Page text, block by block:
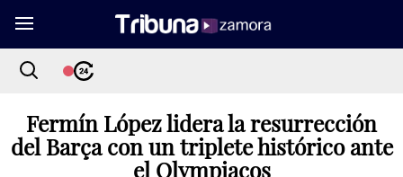
Fermín López lidera la resurrección
del Barça con un triplete histórico ante
el Olympiacos